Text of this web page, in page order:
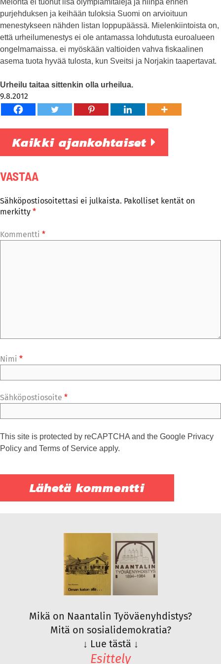
purjehduksen ja keihään tuloksia Suomi on arvioituun
menestykseen nähden listan loppupäässä. Mielenkiintoista on,
että urheilumenestys ei ole antamassa lohdutusta euroalueen
ongelmamaissa. ei myöskään valtioiden vahva fiskaalinen
asema tuota hyvää tulosta, kun Sveitsi ja Norjakin taapertavat.
Urheilu taitaa sittenkin olla urheilua.
9.8.2012
Kaikki ajankohtaiset
VASTAA
Sähköpostiosoitettasi ei julkaista. Pakolliset kentät on
merkitty *
Kommentti *
Nimi *
Sähköpostiosoite *
This site is protected by reCAPTCHA and the Google Privacy
Policy and Terms of Service apply.
Mikä on Naantalin Työväenyhdistys?
Mitä on sosialidemokratia?
↓ Lue tästä ↓
Esittely